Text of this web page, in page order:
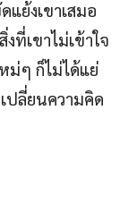
แย้งเขาเสมอ
ที่เขาไม่เข้าใจ
ม่ๆ ก็ไม่ได้แย่
ปลี่ยนความคิด